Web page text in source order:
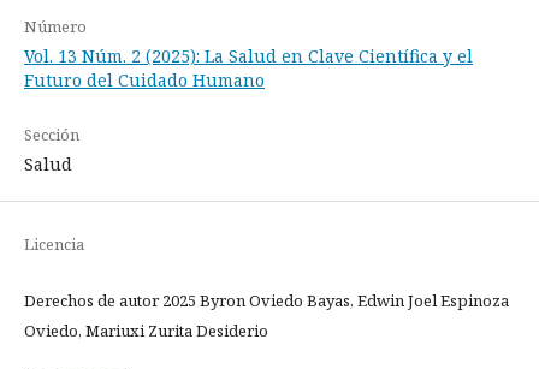
Número
Vol. 13 Núm. 2 (2025): La Salud en Clave Científica y el
Futuro del Cuidado Humano
Sección
Salud
Licencia
Derechos de autor 2025 Byron Oviedo Bayas, Edwin Joel Espinoza
Oviedo, Mariuxi Zurita Desiderio